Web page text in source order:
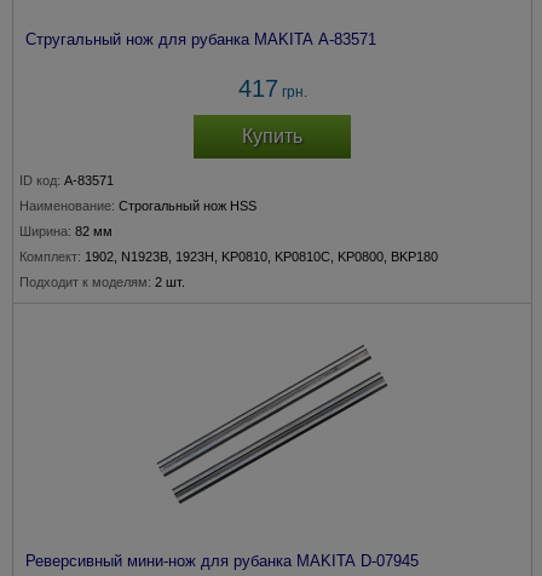
Стругальный нож для рубанка MAKITA A-83571
417 грн.
Купить
ID код: A-83571
Наименование: Строгальный нож HSS
Ширина: 82 мм
Комплект: 1902, N1923B, 1923H, KP0810, KP0810C, KP0800, BKP180
Подходит к моделям: 2 шт.
Реверсивный мини-нож для рубанка MAKITA D-07945